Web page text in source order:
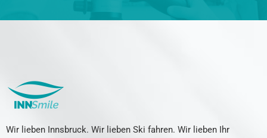
Wir lieben Innsbruck. Wir lieben Ski fahren. Wir lieben Ihr